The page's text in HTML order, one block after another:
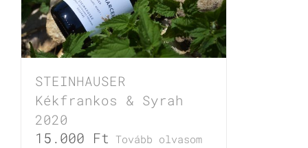
STEINHAUSER
Kékfrankos & Syrah
2020
15.000 Ft Tovább olvasom